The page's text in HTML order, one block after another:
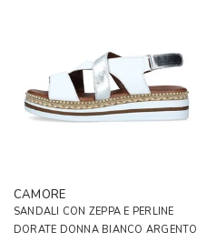
CAMORE
SANDALI CON ZEPPA E PERLINE
DORATE DONNA BIANCO ARGENTO